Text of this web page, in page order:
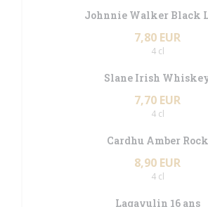
Johnnie Walker Black
7,80 EUR
4 cl
Slane Irish
7,70 EUR
4 cl
Cardhu Amber Rock
8,90 EUR
4 cl
Lagavulin 16 ans